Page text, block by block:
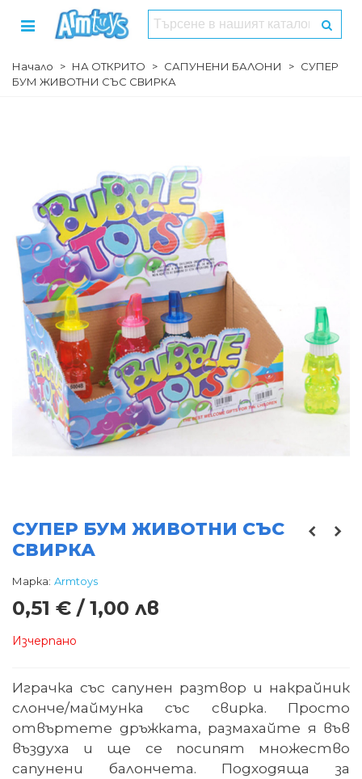
Начало > НА ОТКРИТО > САПУНЕНИ БАЛОНИ > СУПЕР
БУМ ЖИВОТНИ СЪС СВИРКА
СУПЕР БУМ ЖИВОТНИ СЪС
СВИРКА
Марка: Armtoys
0,51 € / 1,00 лв
Изчерпано
Играчка със сапунен разтвор и накрайник
слонче/маймунка със свирка. Просто
отвъртете дръжката, размахайте я във
въздуха и ще се посипят множество
сапунени балончета. Подходяща за